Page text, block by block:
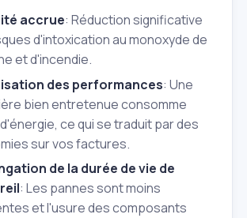
accrue: Réduction significative
d'intoxication au monoxyde de
et d'incendie.
des performances: Une
bien entretenue consomme
ce qui se traduit par des
sur vos factures.
de la durée de vie de
: Les pannes sont moins
et l'usure des composants